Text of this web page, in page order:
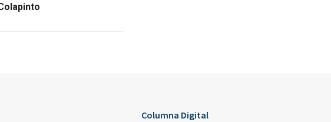
Columna Digital